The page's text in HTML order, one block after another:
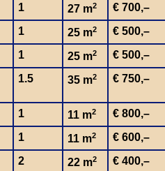
1 27 m2
€ 700,–
1 25 m2
€ 500,–
1 25 m2
€ 500,–
1.5 35 m2 € 750,–
1 11 m2
€ 800,–
1 11 m2
€ 600,–
2 22 m2
€ 400,–